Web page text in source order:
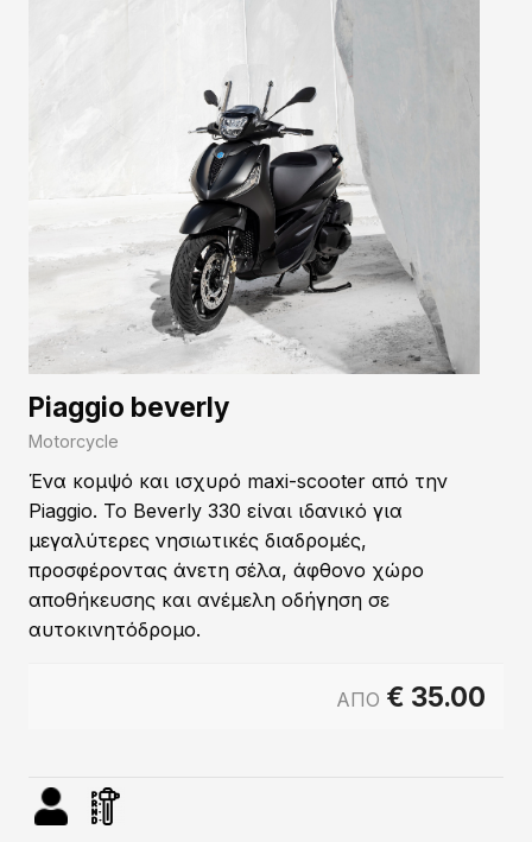
Piaggio beverly
Motorcycle
Ένα κομψό και ισχυρό maxi-scooter από την
Piaggio. Το Beverly 330 είναι ιδανικό για
μεγαλύτερες νησιωτικές διαδρομές,
προσφέροντας άνετη σέλα, άφθονο χώρο
αποθήκευσης και ανέμελη οδήγηση σε
αυτοκινητόδρομο.
ΑΠΟ € 35.00